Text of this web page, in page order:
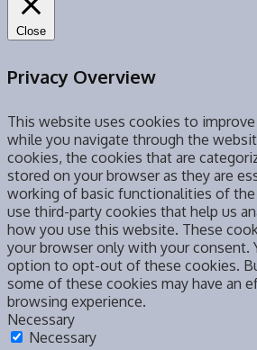
Close
Privacy Overview
This website uses cookies to
while you navigate through the
cookies, the cookies that are
stored on your browser as they are
working of basic functionalities of
use third-party cookies that help us
how you use this website. These
your browser only with your consent.
option to opt-out of these cookies.
some of these cookies may have an
browsing experience.
Necessary
Necessary